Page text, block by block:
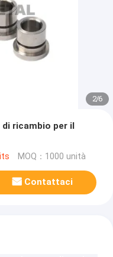
2/6
ricambio per il
MOQ：1000 unità
Contattaci